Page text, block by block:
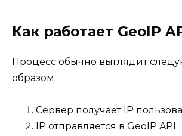
Как работает GeoIP
Процесс обычно выглядит
образом:
Сервер получает IP
IP отправляется в GeoIP API